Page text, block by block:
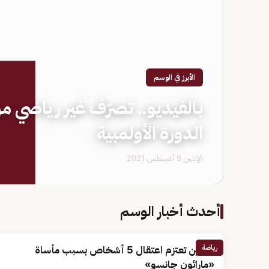
الأبرز في الوسم
بالفيديو.. تصرّف غير رياضي
الدورة الأولمبية
الإثنين 9 أغسطس 2021
أحدث أخبار الوسم
رياضة
الصين تعتزم اعتقال 5 أشخاص بسبب مأساة
«ماراثون جانسو»